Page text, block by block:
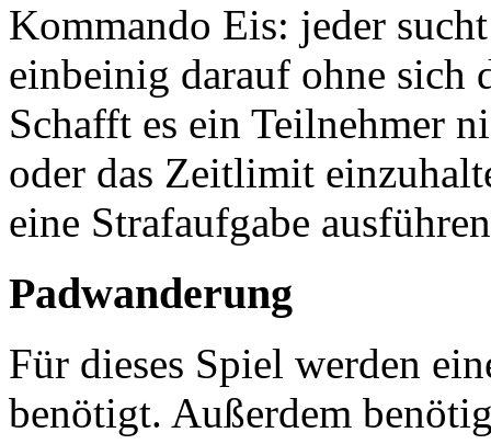
Kommando Eis: jeder
einbeinig darauf ohne sich
Schafft es ein Teilnehmer
oder das Zeitlimit
eine Strafaufgabe
Padwanderung
Für dieses Spiel werden
benötigt. Außerdem